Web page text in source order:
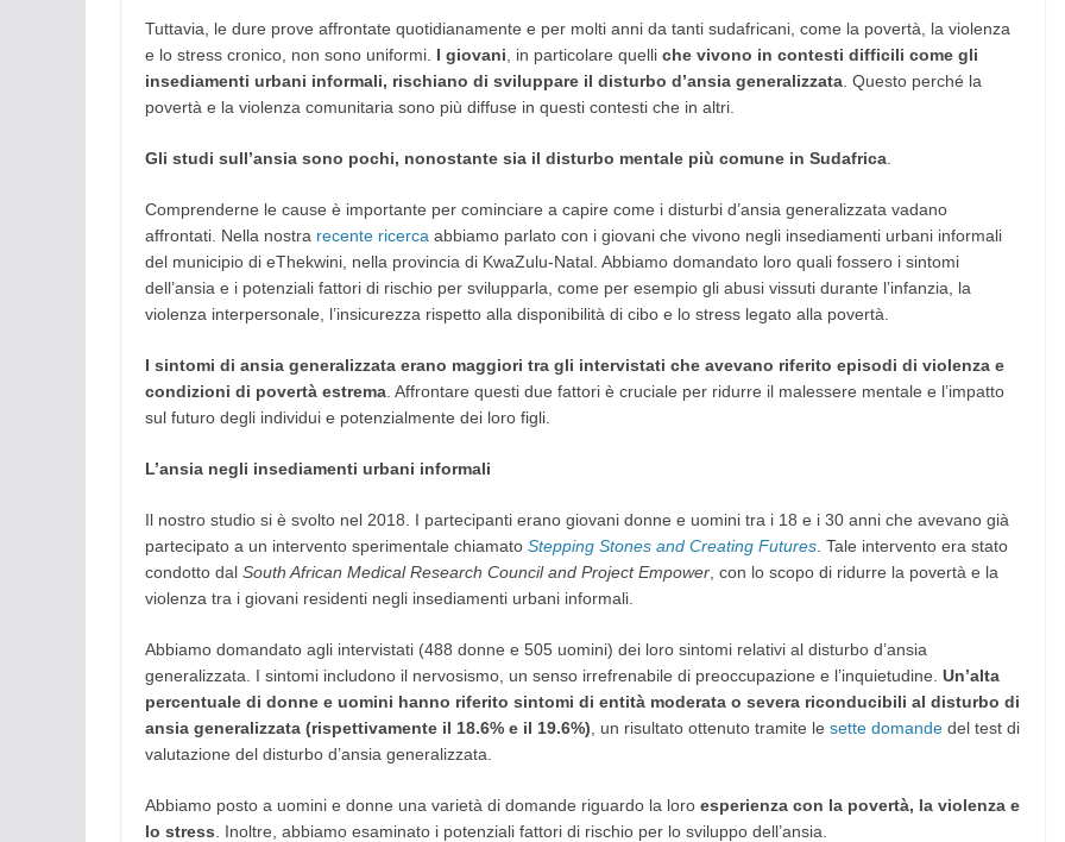
Tuttavia, le dure prove affrontate quotidianamente e per molti anni da tanti sudafricani, come la povertà, la violenza
e lo stress cronico, non sono uniformi. I giovani , in particolare quelli che vivono in contesti difficili come gli
insediamenti urbani informali, rischiano di sviluppare il disturbo d’ansia generalizzata . Questo perché la
povertà e la violenza comunitaria sono più diffuse in questi contesti che in altri.
Gli studi sull’ansia sono pochi, nonostante sia il disturbo mentale più comune in Sudafrica
Comprenderne le cause è importante per cominciare a capire come i disturbi d’ansia generalizzata vadano
affrontati. Nella nostra recente ricerca abbiamo parlato con i giovani che vivono negli insediamenti urbani informali
del municipio di eThekwini, nella provincia di KwaZulu-Natal. Abbiamo domandato loro quali fossero i sintomi
dell’ansia e i potenziali fattori di rischio per svilupparla, come per esempio gli abusi vissuti durante l’infanzia, la
violenza interpersonale, l’insicurezza rispetto alla disponibilità di cibo e lo stress legato alla povertà.
I sintomi di ansia generalizzata erano maggiori tra gli intervistati che avevano riferito episodi di violenza e
condizioni di povertà estrema . Affrontare questi due fattori è cruciale per ridurre il malessere mentale e l’impatto
sul futuro degli individui e potenzialmente dei loro figli.
L’ansia negli insediamenti urbani informali
Il nostro studio si è svolto nel 2018. I partecipanti erano giovani donne e uomini tra i 18 e i 30 anni che avevano già
partecipato a un intervento sperimentale chiamato Stepping Stones and Creating Futures . Tale intervento era stato
condotto dal South African Medical Research Council and Project Empower , con lo scopo di ridurre la povertà e la
violenza tra i giovani residenti negli insediamenti urbani informali.
Abbiamo domandato agli intervistati (488 donne e 505 uomini) dei loro sintomi relativi al disturbo d’ansia
generalizzata. I sintomi includono il nervosismo, un senso irrefrenabile di preoccupazione e l’inquietudine. Un’alta
percentuale di donne e uomini hanno riferito sintomi di entità moderata o severa riconducibili al disturbo di
ansia generalizzata (rispettivamente il 18.6% e il 19.6%) , un risultato ottenuto tramite le sette domande del test di
valutazione del disturbo d’ansia generalizzata.
Abbiamo posto a uomini e donne una varietà di domande riguardo la loro esperienza con la povertà, la violenza e
lo stress . Inoltre, abbiamo esaminato i potenziali fattori di rischio per lo sviluppo dell’ansia.